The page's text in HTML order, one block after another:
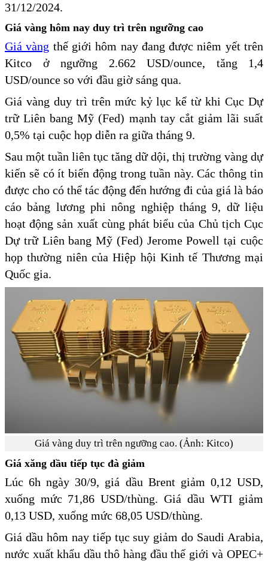
31/12/2024.
Giá vàng hôm nay duy trì trên ngưỡng cao
Giá vàng thế giới hôm nay đang được niêm yết trên
Kitco ở ngưỡng 2.662 USD/ounce, tăng 1,4
USD/ounce so với đầu giờ sáng qua.
Giá vàng duy trì trên mức kỷ lục kể từ khi Cục Dự
trữ Liên bang Mỹ (Fed) mạnh tay cắt giảm lãi suất
0,5% tại cuộc họp diễn ra giữa tháng 9.
Sau một tuần liên tục tăng dữ dội, thị trường vàng dự
kiến sẽ có ít biến động trong tuần này. Các thông tin
được cho có thể tác động đến hướng đi của giá là báo
cáo bảng lương phi nông nghiệp tháng 9, dữ liệu
hoạt động sản xuất cùng phát biểu của Chủ tịch Cục
Dự trữ Liên bang Mỹ (Fed) Jerome Powell tại cuộc
họp thường niên của Hiệp hội Kinh tế Thương mại
Quốc gia.
Giá vàng duy trì trên ngưỡng cao. (Ảnh: Kitco)
Giá xăng dầu tiếp tục đà giảm
Lúc 6h ngày 30/9, giá dầu Brent giảm 0,12 USD,
xuống mức 71,86 USD/thùng. Giá dầu WTI giảm
0,13 USD, xuống mức 68,05 USD/thùng.
Giá dầu hôm nay tiếp tục suy giảm do Saudi Arabia,
nước xuất khẩu dầu thô hàng đầu thế giới và OPEC+